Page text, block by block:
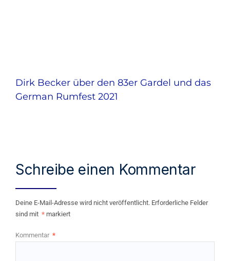
Dirk Becker über den 83er Gardel und das
German Rumfest 2021
Schreibe einen Kommentar
Deine E-Mail-Adresse wird nicht veröffentlicht. Erforderliche Felder
sind mit * markiert
Kommentar *